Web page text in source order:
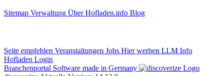
Sitemap Verwaltung Über Hofladen.info Blog
Seite empfehlen Veranstaltungen Jobs Hier werben LLM Info
Hofladen Login
Branchenportal Software made in Germany